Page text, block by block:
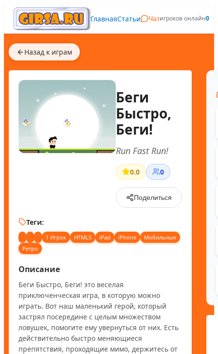
ГлавнаяСтатьи Чатигроков онлайн0
Назад к играм
Беги
Быстро,
Беги!
Run Fast Run!
0.0 0
Поделиться
Теги:
1 Игрок HTML5 iPad iPhone
Мобильные
Ретро
Описание
Беги Быстро, Беги! это веселая
приключенческая игра, в которую можно
играть. Вот наш маленький герой, который
застрял посередине с целым множеством
ловушек, помогите ему увернуться от них. Есть
действительно быстро меняющиеся
препятствия, проходящие мимо, держитесь от